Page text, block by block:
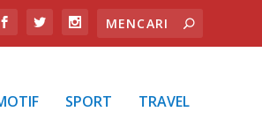
SPORT TRAVEL